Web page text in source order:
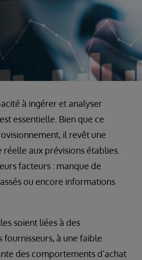
à ingérer et analyser
essentielle. Bien que ce
il revêt une
aux prévisions établies.
facteurs : manque de
ou encore informations
soient liées à des
à une faible
des comportements d’achat